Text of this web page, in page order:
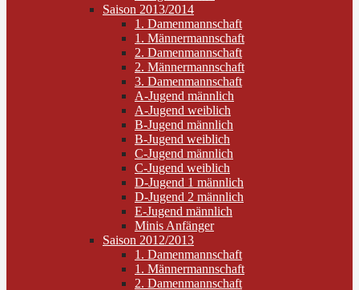
Saison 2013/2014
1. Damenmannschaft
1. Männermannschaft
2. Damenmannschaft
2. Männermannschaft
3. Damenmannschaft
A-Jugend männlich
A-Jugend weiblich
B-Jugend männlich
B-Jugend weiblich
C-Jugend männlich
C-Jugend weiblich
D-Jugend 1 männlich
D-Jugend 2 männlich
E-Jugend männlich
Minis Anfänger
Saison 2012/2013
1. Damenmannschaft
1. Männermannschaft
2. Damenmannschaft